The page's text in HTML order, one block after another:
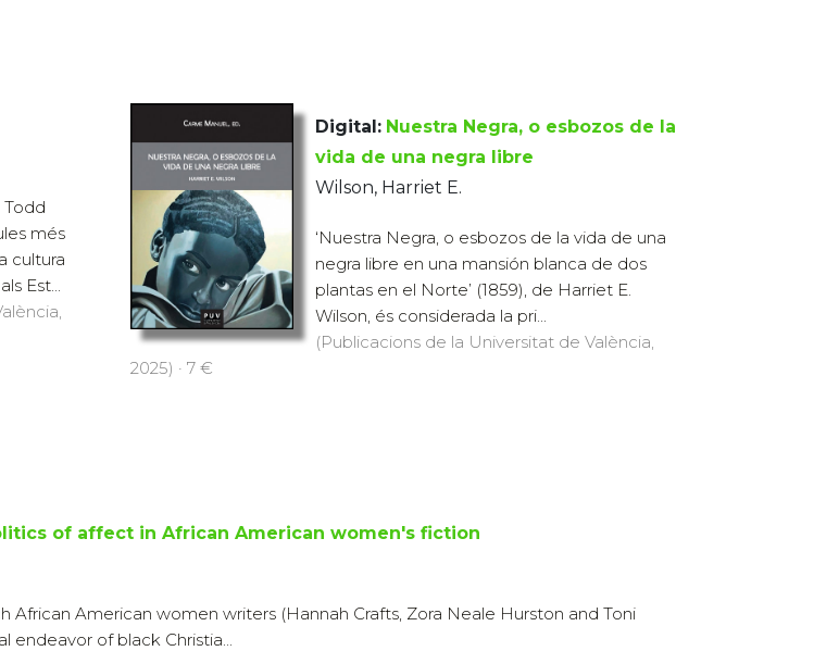
Todd
més
cultura
Est...
Digital: Nuestra Negra, o esbozos de la
vida de una negra libre
Wilson, Harriet E.
‘Nuestra Negra, o esbozos de la vida de una
negra libre en una mansión blanca de dos
plantas en el Norte’ (1859), de Harriet E.
Wilson, és considerada la pri...
(Publicacions de la Universitat de València,
2025) · 7 €
of affect in African American women's fiction
African American women writers (Hannah Crafts, Zora Neale Hurston and Toni
endeavor of black Christia...